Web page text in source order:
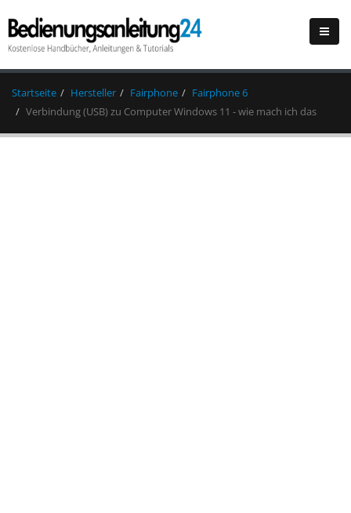
Startseite Hersteller Fairphone
Fairphone 6
Verbindung (USB) zu Computer Windows 11 - wie mach ich das